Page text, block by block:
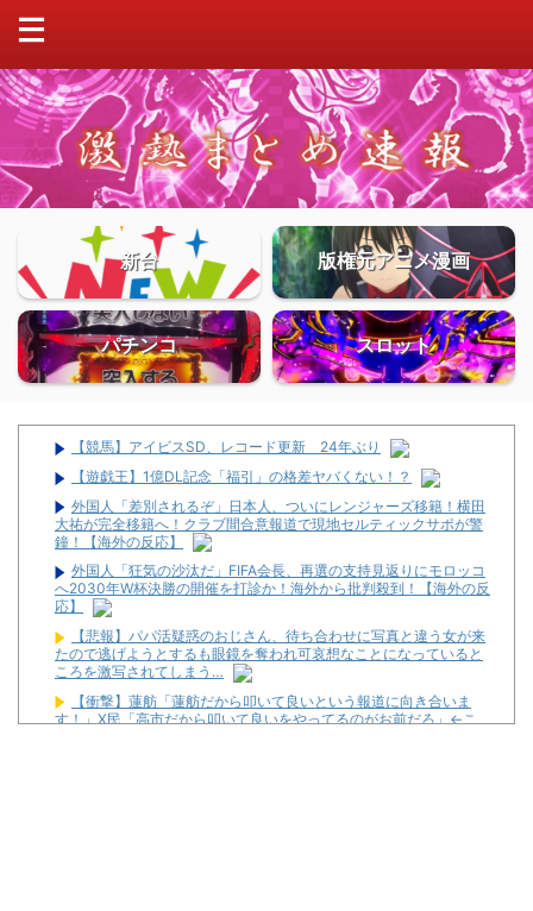
新台 版権元アニメ漫画
パチンコ スロット
【競馬】アイビスSD、レコード更新 24年ぶり
【遊戯王】1億DL記念「福引」の格差ヤバくない！？
外国人「差別されるぞ」日本人、ついにレンジャーズ移籍！横田
大祐が完全移籍へ！クラブ間合意報道で現地セルティックサポが警
鐘！【海外の反応】
外国人「狂気の沙汰だ」FIFA会長、再選の支持見返りにモロッコ
へ2030年W杯決勝の開催を打診か！海外から批判殺到！【海外の反
応】
【悲報】パパ活疑惑のおじさん、待ち合わせに写真と違う女が来
たので逃げようとするも眼鏡を奪われ可哀想なことになっていると
ころを激写されてしまう…
【衝撃】蓮舫「蓮舫だから叩いて良いという報道に向き合いま
す！」X民「高市だから叩いて良いをやってるのがお前だろ」←こ